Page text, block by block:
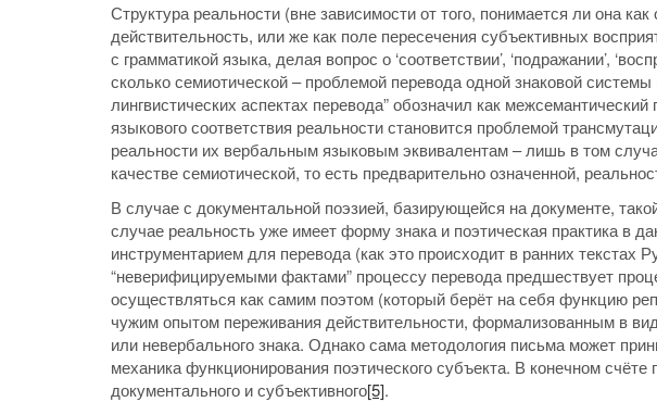
Структура реальности (вне зависимости от того, понимается ли она
действительность, или же как поле пересечения субъективных
с грамматикой языка, делая вопрос о ‘соответствии’, ‘подражании’,
сколько семиотической – проблемой перевода одной знаковой
лингвистических аспектах перевода” обозначил как
языкового соответствия реальности становится проблемой
реальности их вербальным языковым эквивалентам – лишь в том
качестве семиотической, то есть предварительно означенной,
В случае с документальной поэзией, базирующейся на документе,
случае реальность уже имеет форму знака и поэтическая практика в
инструментарием для перевода (как это происходит в ранних текстах
“неверифицируемыми фактами” процессу перевода предшествует
осуществляться как самим поэтом (который берёт на себя функцию
чужим опытом переживания действительности, формализованным в
или невербального знака. Однако сама методология письма может
механика функционирования поэтического субъекта. В конечном
документального и субъективного[5].